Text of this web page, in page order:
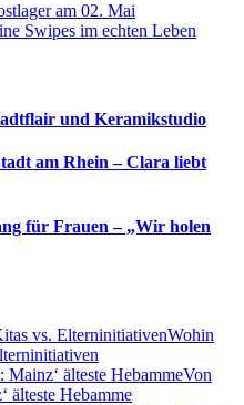
am 02. Mai
Swipes im echten Leben
und Keramikstudio
am Rhein – Clara liebt
für Frauen – „Wir holen
Wohin
Von
älteste Hebamme